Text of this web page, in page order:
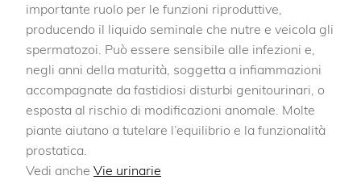
importante ruolo per le funzioni riproduttive,
producendo il liquido seminale che nutre e veicola gli
spermatozoi. Può essere sensibile alle infezioni e,
negli anni della maturità, soggetta a infiammazioni
accompagnate da fastidiosi disturbi genitourinari, o
esposta al rischio di modificazioni anomale. Molte
piante aiutano a tutelare l’equilibrio e la funzionalità
prostatica.
Vedi anche Vie urinarie